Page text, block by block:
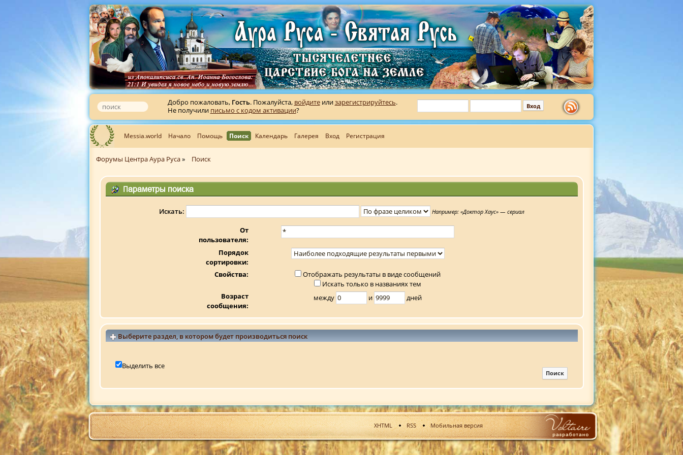
Добро пожаловать, Гость. Пожалуйста, войдитеилизарегистрируйтесь.
Не получили письмо с кодом активации?
Messia.world Начало Помощь Поиск Календарь Галерея Вход Регистрация
Форумы Центра Аура Руса» Поиск
Параметры поиска
Искать: Например: «Доктор Хаус» — сериал
От
пользователя:
Порядок
сортировки:
Свойства:
Отображать результаты в виде сообщений
Искать только в названиях тем
Возраст
сообщения:
между и дней
Выберите раздел, в котором будет производиться поиск
Выделить все
XHTML RSS Мобильная версия